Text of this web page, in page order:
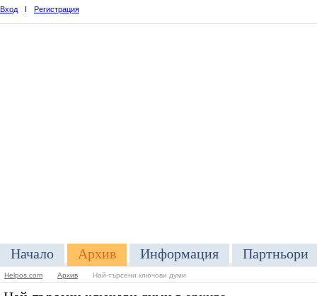
Вход I Регистрация
Начало Архив Информация Партньори
Helpos.com Архив Най-търсени ключови думи